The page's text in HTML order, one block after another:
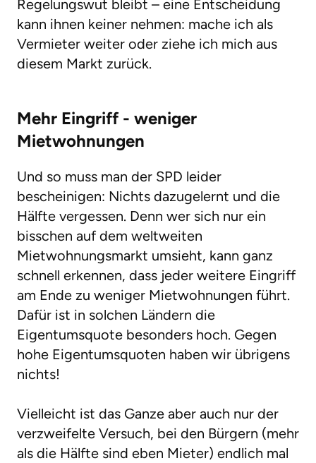
Regelungswut bleibt – eine Entscheidung
kann ihnen keiner nehmen: mache ich als
Vermieter weiter oder ziehe ich mich aus
diesem Markt zurück.
Mehr Eingriff - weniger
Mietwohnungen
Und so muss man der SPD leider
bescheinigen: Nichts dazugelernt und die
Hälfte vergessen. Denn wer sich nur ein
bisschen auf dem weltweiten
Mietwohnungsmarkt umsieht, kann ganz
schnell erkennen, dass jeder weitere Eingriff
am Ende zu weniger Mietwohnungen führt.
Dafür ist in solchen Ländern die
Eigentumsquote besonders hoch. Gegen
hohe Eigentumsquoten haben wir übrigens
nichts!
Vielleicht ist das Ganze aber auch nur der
verzweifelte Versuch, bei den Bürgern (mehr
als die Hälfte sind eben Mieter) endlich mal